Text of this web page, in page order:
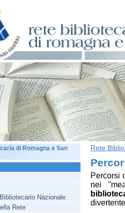
Rete
Percorsi
nei
di Romagna e San
Nazionale
Rete